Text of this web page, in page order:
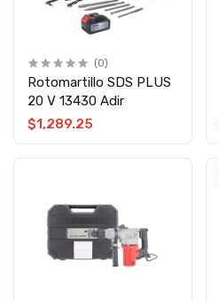
(0)
Rotomartillo SDS PLUS
20 V 13430 Adir
$1,289.25